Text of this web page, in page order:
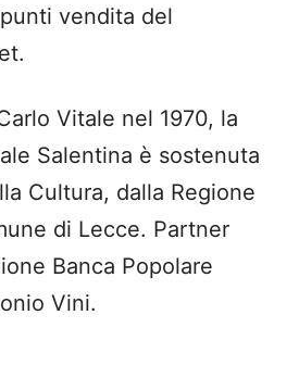
vendita del
Vitale nel 1970, la
Salentina è sostenuta
Cultura, dalla Regione
di Lecce. Partner
Banca Popolare
Vini.